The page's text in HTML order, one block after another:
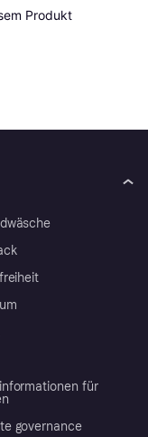
Produkt
für
governance